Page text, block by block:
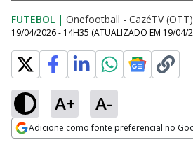
FUTEBOL | Onefootball - CazéTV (OTT)
19/04/2026 - 14H35 (ATUALIZADO EM 19/04/
A+ A-
Adicione como fonte preferencial no